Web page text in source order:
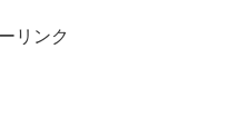
リンク